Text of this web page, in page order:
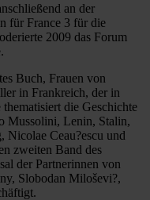
an der
für France 3 für die
2009 das Forum
Buch, Frauen von
in Frankreich, der in
die Geschichte
Mussolini, Lenin, Stalin,
Nicolae Ceau?escu und
zweiten Band des
der Partnerinnen von
Slobodan Miloševi?,